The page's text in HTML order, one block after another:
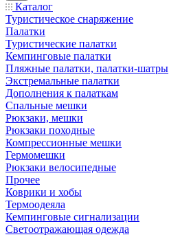
Каталог
Туристическое снаряжение
Палатки
Туристические палатки
Кемпинговые палатки
Пляжные палатки, палатки-шатры
Экстремальные палатки
Дополнения к палаткам
Спальные мешки
Рюкзаки, мешки
Рюкзаки походные
Компрессионные мешки
Гермомешки
Рюкзаки велосипедные
Прочее
Коврики и хобы
Термоодеяла
Кемпинговые сигнализации
Светоотражающая одежда